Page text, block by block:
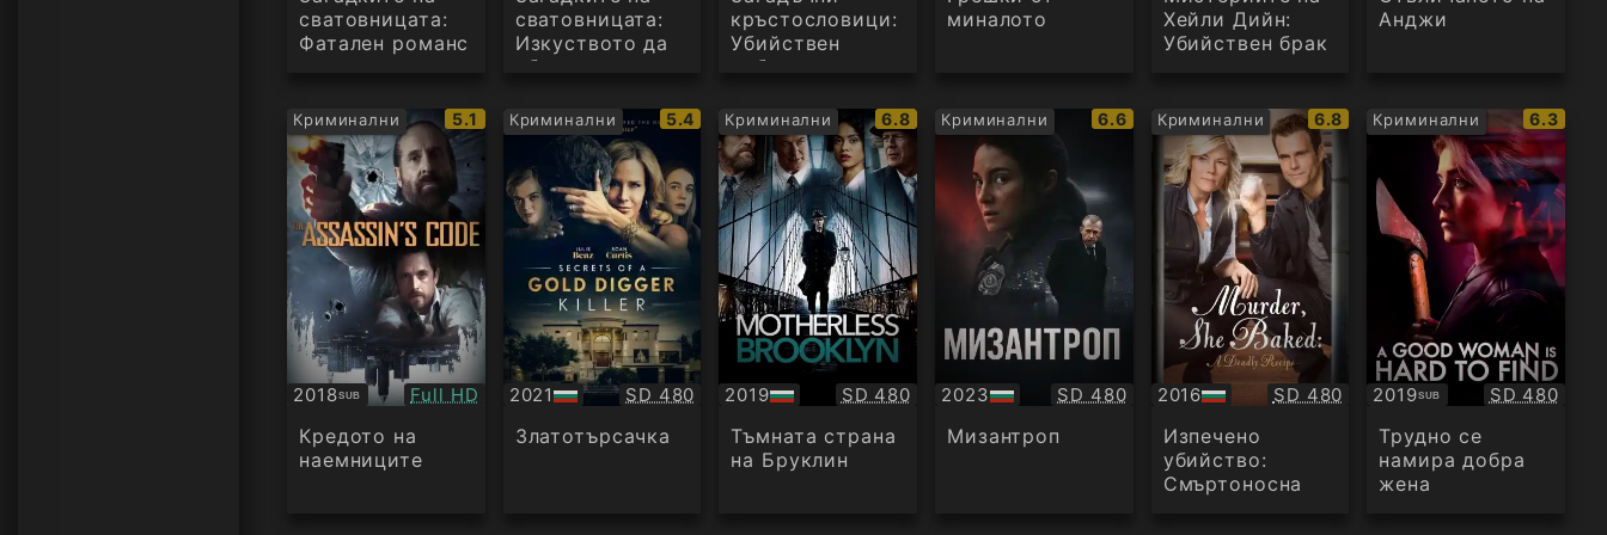
сватовницата:
Фатален романс
сватовницата:
Изкуството да
убиеш
кръстословици:
Убийствен
ребус
миналото
Хейли Дийн:
Убийствен брак
Анджи
Криминални
IMDb
рейтинг:
5.1
2018SUB
Субтитри Качество:
Full HD
Кредото на
наемниците
Криминални
IMDb
рейтинг:
5.4
2021
БГ
аудио
Качество:
SD 480
Златотърсачка
Криминални
IMDb
рейтинг:
6.8
2019
БГ
аудио
Качество:
SD 480
Тъмната страна
на Бруклин
Криминални
IMDb
рейтинг:
6.6
2023
БГ
аудио
Качество:
SD 480
Мизантроп
Криминални
IMDb
рейтинг:
6.8
2016
БГ
аудио
Качество:
SD 480
Изпечено
убийство:
Смъртоносна
Криминални
IMDb
6.3
2019SUB
Субтитри Качество:
SD 480
Трудно се
намира добра
жена